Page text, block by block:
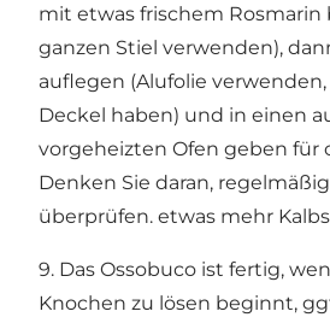
mit etwas frischem Rosmarin
ganzen Stiel verwenden),
auflegen (Alufolie
Deckel haben) und in einen
vorgeheizten Ofen geben für
Denken Sie daran,
überprüfen. etwas mehr
9. Das Ossobuco ist fertig,
Knochen zu lösen beginnt,